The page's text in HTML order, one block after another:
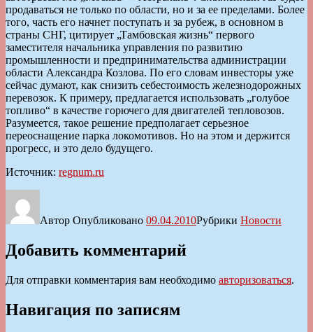
продаваться не только по области, но и за ее пределами. Более
того, часть его начнет поступать и за рубеж, в основном в
страны СНГ, цитирует „Тамбовская жизнь“ первого
заместителя начальника управления по развитию
промышленности и предпринимательства администрации
области Александра Козлова. По его словам инвесторы уже
сейчас думают, как снизить себестоимость железнодорожных
перевозок. К примеру, предлагается использовать „голубое
топливо“ в качестве горючего для двигателей тепловозов.
Разумеется, такое решение предполагает серьезное
переоснащение парка локомотивов. Но на этом и держится
прогресс, и это дело будущего.
Источник: regnum.ru
Автор Опубликовано 09.04.2010Рубрики Новости
Добавить комментарий
Для отправки комментария вам необходимо авторизоваться.
Навигация по записям